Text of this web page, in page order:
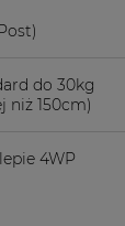
do 30kg
niż 150cm)
4WP